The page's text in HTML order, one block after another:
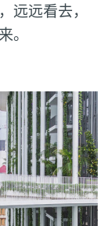
远远看去，
。